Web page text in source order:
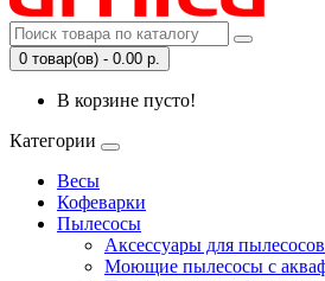
0 товар(ов) - 0.00 р.
В корзине пусто!
Категории
Весы
Кофеварки
Пылесосы
Аксессуары для пылесосов
Моющие пылесосы с